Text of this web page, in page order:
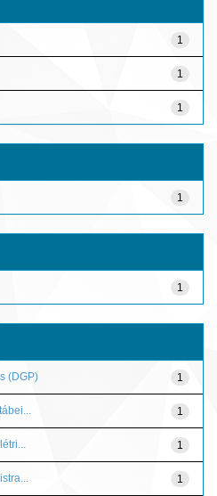
1
1
1
1
1
1
(DGP)
1
1
1